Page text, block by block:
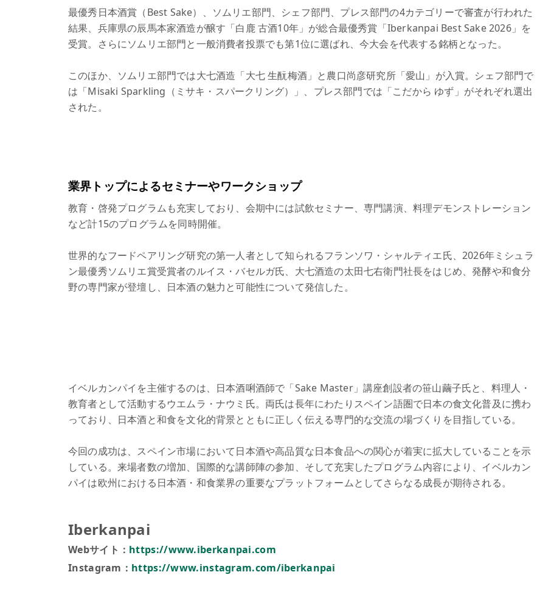
最優秀日本酒賞（Best Sake）、ソムリエ部門、シェフ部門、プレス部門の4カテゴリーで審査が行われた
結果、兵庫県の辰馬本家酒造が醸す「白鹿 古酒10年」が総合最優秀賞「Iberkanpai Best Sake 2026」を
受賞。さらにソムリエ部門と一般消費者投票でも第1位に選ばれ、今大会を代表する銘柄となった。
このほか、ソムリエ部門では大七酒造「大七 生酛梅酒」と農口尚彦研究所「愛山」が入賞。シェフ部門で
は「Misaki Sparkling（ミサキ・スパークリング）」、プレス部門では「こだから ゆず」がそれぞれ選出
された。
業界トップによるセミナーやワークショップ
教育・啓発プログラムも充実しており、会期中には試飲セミナー、専門講演、料理デモンストレーション
など計15のプログラムを同時開催。
世界的なフードペアリング研究の第一人者として知られるフランソワ・シャルティエ氏、2026年ミシュラ
ン最優秀ソムリエ賞受賞者のルイス・バセルガ氏、大七酒造の太田七右衛門社長をはじめ、発酵や和食分
野の専門家が登壇し、日本酒の魅力と可能性について発信した。
イベルカンパイを主催するのは、日本酒唎酒師で「Sake Master」講座創設者の笹山繭子氏と、料理人・
教育者として活動するウエムラ・ナウミ氏。両氏は長年にわたりスペイン語圏で日本の食文化普及に携わ
っており、日本酒と和食を文化的背景とともに正しく伝える専門的な交流の場づくりを目指している。
今回の成功は、スペイン市場において日本酒や高品質な日本食品への関心が着実に拡大していることを示
している。来場者数の増加、国際的な講師陣の参加、そして充実したプログラム内容により、イベルカン
パイは欧州における日本酒・和食業界の重要なプラットフォームとしてさらなる成長が期待される。
Iberkanpai
Webサイト： https://www.iberkanpai.com
Instagram： https://www.instagram.com/iberkanpai